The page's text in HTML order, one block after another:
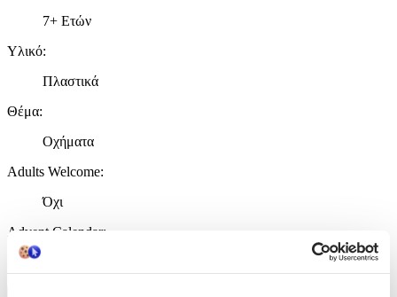
7+ Ετών
Υλικό:
Πλαστικά
Θέμα:
Οχήματα
Adults Welcome:
Όχι
Advent Calendar: